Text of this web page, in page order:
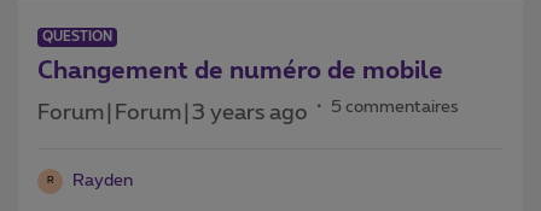
QUESTION
Changement de numéro de mobile
Forum|Forum|3 years ago 5 commentaires
R Rayden